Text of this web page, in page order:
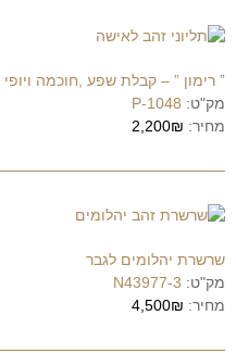
” רימון ” – קבלת שפע ,חוכמה ויופי
מק"ט: P-1048
מחיר: 2,200₪
שרשרת יהלומים לגבר
מק"ט: N43977-3
מחיר: 4,500₪